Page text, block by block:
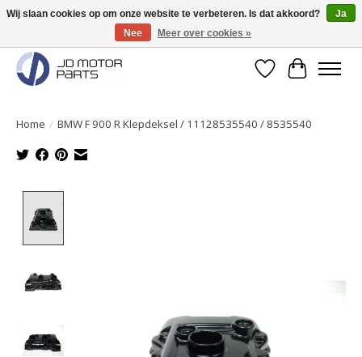
Originele onderdelen direct uit voorraad leverbaar!
Verlanglijst
Home / BMW F 900 R Klepdeksel / 11128535540 / 8535540
Wij slaan cookies op om onze website te verbeteren. Is dat akkoord?
Ja
Nee
Meer over cookies »